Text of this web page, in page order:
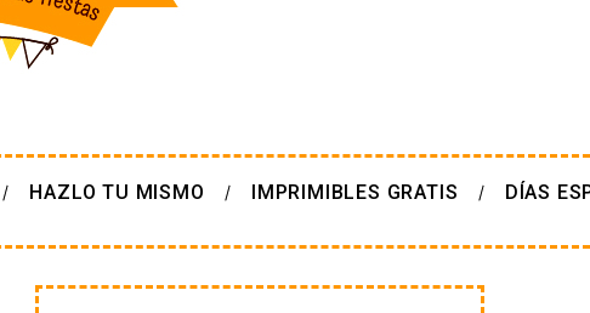
HAZLO TU MISMO IMPRIMIBLES GRATIS DÍAS